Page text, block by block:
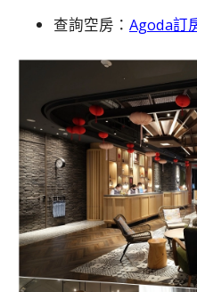
查詢空房： Agoda訂